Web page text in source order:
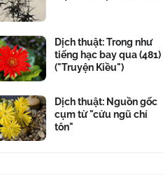
Dịch thuật: Trong như
tiếng hạc bay qua (481)
("Truyện Kiều")
Dịch thuật: Nguồn gốc
cụm từ "cửu ngũ chí
tôn"